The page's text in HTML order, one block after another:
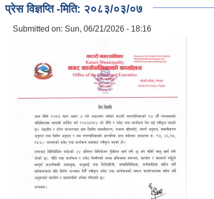
प्रेस विज्ञप्ति -मिति: २०८३/०३/०७
Submitted on: Sun, 06/21/2026 - 18:16